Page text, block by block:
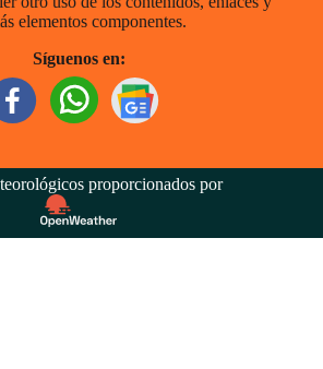
elementos componentes.
Síguenos en:
proporcionados por